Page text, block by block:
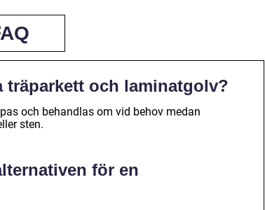
träparkett och laminatgolv?
och behandlas om vid behov medan
sten.
för en